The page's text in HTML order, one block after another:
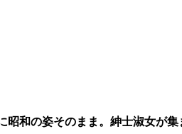
昭和の姿そのまま。紳士淑女が